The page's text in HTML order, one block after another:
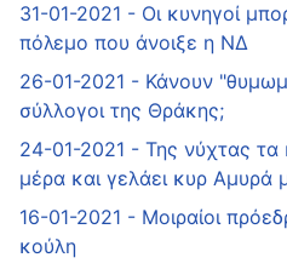
31-01-2021 - Οι κυνηγοί
πόλεμο που άνοιξε η ΝΔ
26-01-2021 - Κάνουν
σύλλογοι της Θράκης;
24-01-2021 - Της νύχτας
μέρα και γελάει κυρ Αμυρά
16-01-2021 - Mοιραίοι
κούλη